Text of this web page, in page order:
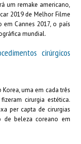
um remake americano,
2019 de Melhor Filme
em Cannes 2017, o país
mundial.
cirúrgicos
uma em cada três
cirurgia estética.
per capta de cirurgias
de beleza coreano em